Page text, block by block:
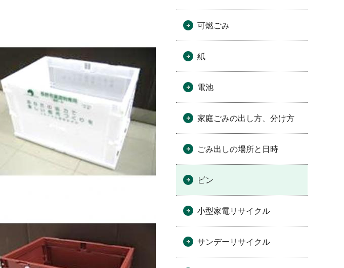
可燃ごみ
紙
電池
家庭ごみの出し方、分け方
ごみ出しの場所と日時
ビン
小型家電リサイクル
サンデーリサイクル